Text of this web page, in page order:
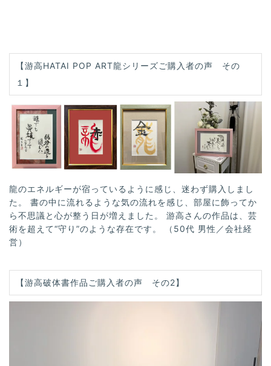
【游高HATAI POP ART龍シリーズご購入者の声 その
１】
龍のエネルギーが宿っているように感じ、迷わず購入しまし
た。 書の中に流れるような気の流れを感じ、部屋に飾ってか
ら不思議と心が整う日が増えました。 游高さんの作品は、芸
術を超えて“守り”のような存在です。 （50代 男性／会社経
営）
【游高破体書作品ご購入者の声 その2】